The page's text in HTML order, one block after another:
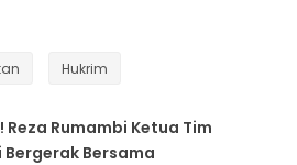
Hukrim
Reza Rumambi Ketua Tim
Bergerak Bersama